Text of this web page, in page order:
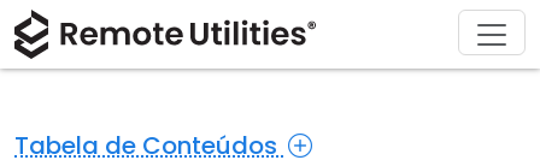
Tabela de Conteúdos
Produto
Segurança
Soluções
Manufatura e Varejo
Baixar
macOS
Comprar
Assistente de Licença
Suporte
Documentação
Sobre
Sala de imprensa